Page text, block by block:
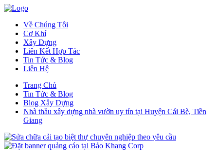
Về Chúng Tôi
Cơ Khí
Xây Dựng
Liên Kết Hợp Tác
Tin Tức & Blog
Liên Hệ
Trang Chủ
Tin Tức & Blog
Blog Xây Dựng
Nhà thầu xây dựng nhà vườn uy tín tại Huyện Cái Bè, Tiền
Giang